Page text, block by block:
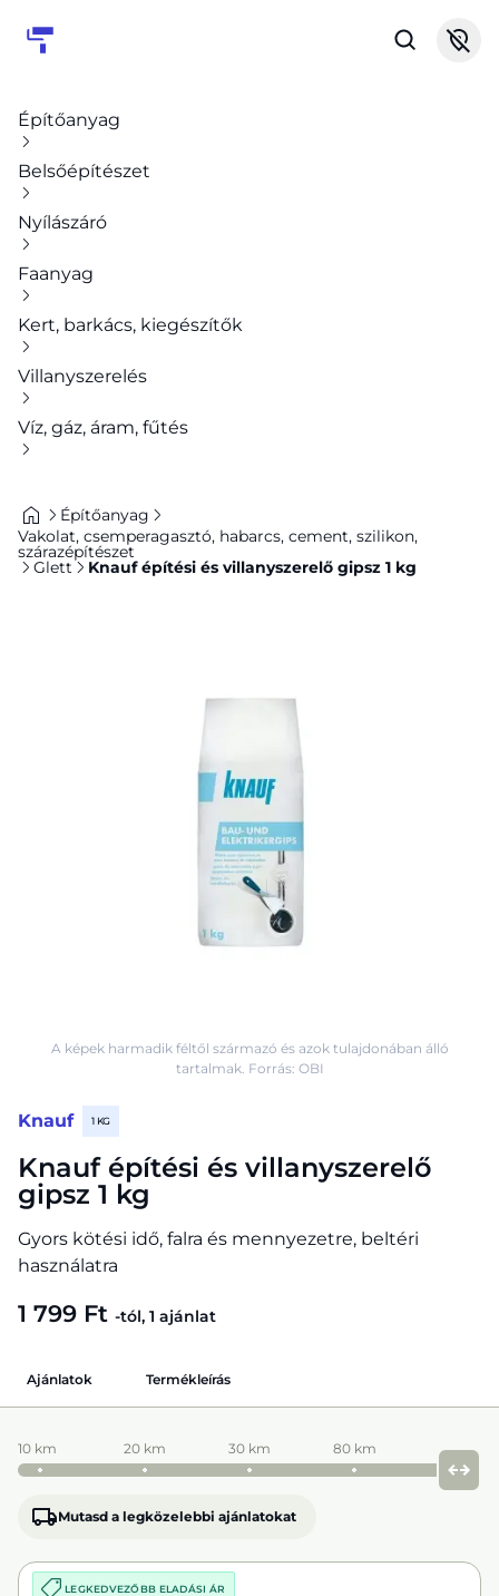
Építőanyag
Belsőépítészet
Nyílászáró
Faanyag
Kert, barkács, kiegészítők
Villanyszerelés
Víz, gáz, áram, fűtés
Építőanyag
Vakolat, csemperagasztó, habarcs, cement, szilikon,
szárazépítészet
Glett Knauf építési és villanyszerelő gipsz 1 kg
Knauf 1 KG
Knauf építési és villanyszerelő
gipsz 1 kg
Gyors kötési idő, falra és mennyezetre, beltéri
használatra
1 799 Ft -tól, 1 ajánlat
A képek harmadik féltől származó és azok tulajdonában álló
tartalmak. Forrás: OBI
Ajánlatok Termékleírás
10 km 20 km 30 km 80 km
Mutasd a legközelebbi ajánlatokat
LEGKEDVEZŐBB ELADÁSI ÁR